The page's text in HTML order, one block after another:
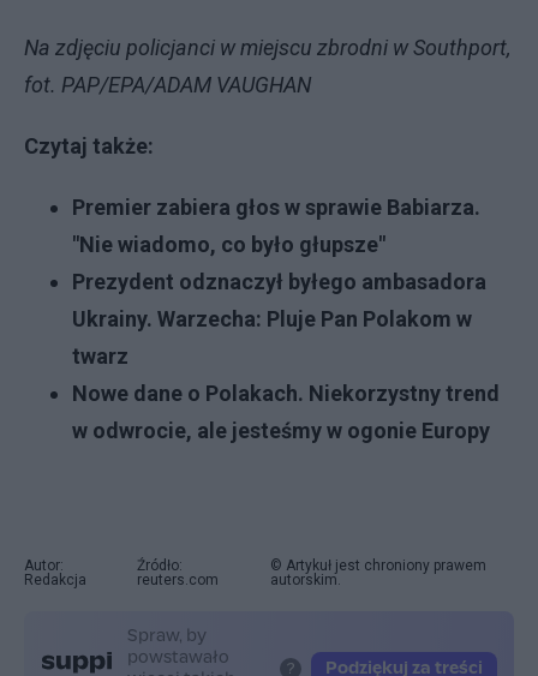
Na zdjęciu policjanci w miejscu zbrodni w Southport,
fot. PAP/EPA/ADAM VAUGHAN
Czytaj także:
Premier zabiera głos w sprawie Babiarza.
"Nie wiadomo, co było głupsze"
Prezydent odznaczył byłego ambasadora
Ukrainy. Warzecha: Pluje Pan Polakom w
twarz
Nowe dane o Polakach. Niekorzystny trend
w odwrocie, ale jesteśmy w ogonie Europy
Autor:
Redakcja
Źródło:
reuters.com
© Artykuł jest chroniony prawem
autorskim.